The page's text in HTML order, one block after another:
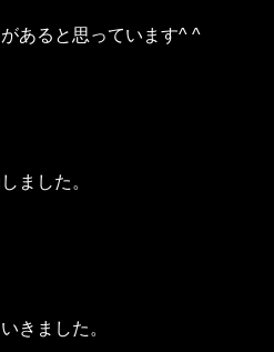
あると思っています^ ^
ました。
きました。